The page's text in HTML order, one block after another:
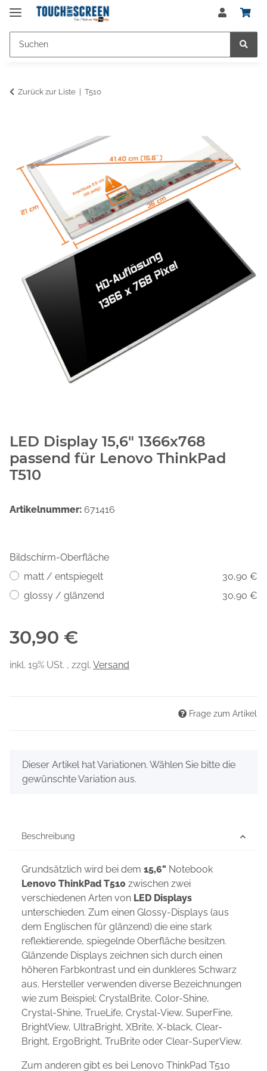
Zurück zur Liste T510
LED Display 15,6" 1366x768
passend für Lenovo ThinkPad
T510
Artikelnummer: 671416
Bildschirm-Oberfläche
matt / entspiegelt
30,90 €
glossy / glänzend
30,90 €
30,90 €
inkl. 19% USt. , zzgl. Versand
Frage zum Artikel
x
Dieser Artikel hat Variationen. Wählen Sie bitte die
gewünschte Variation aus.
Beschreibung
Grundsätzlich wird bei dem 15,6" Notebook
Lenovo ThinkPad T510 zwischen zwei
verschiedenen Arten von LED Displays
unterschieden. Zum einen Glossy-Displays (aus
dem Englischen für glänzend) die eine stark
reflektierende, spiegelnde Oberfläche besitzen.
Glänzende Displays zeichnen sich durch einen
höheren Farbkontrast und ein dunkleres Schwarz
aus. Hersteller verwenden diverse Bezeichnungen
wie zum Beispiel: CrystalBrite, Color-Shine,
Crystal-Shine, TrueLife, Crystal-View, SuperFine,
BrightView, UltraBright, XBrite, X-black, Clear-
Bright, ErgoBright, TruBrite oder Clear-SuperView.
Zum anderen gibt es bei Lenovo ThinkPad T510